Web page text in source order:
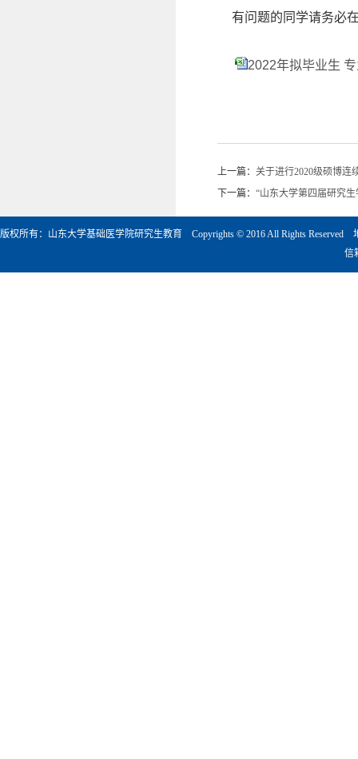
有问题的同学请务必
2022年拟毕业生
上一篇： 关于进行2020级硕博连
下一篇： “山东大学第四届研究
版权所有：山东大学基础医学院研究生教育 Copyrights © 2016 All Rights
信